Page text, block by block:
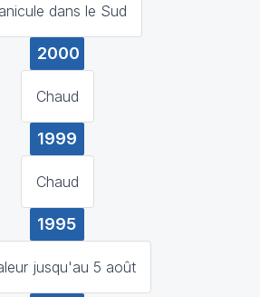
dans le Sud
2000
Chaud
1999
Chaud
1995
jusqu'au 5 août